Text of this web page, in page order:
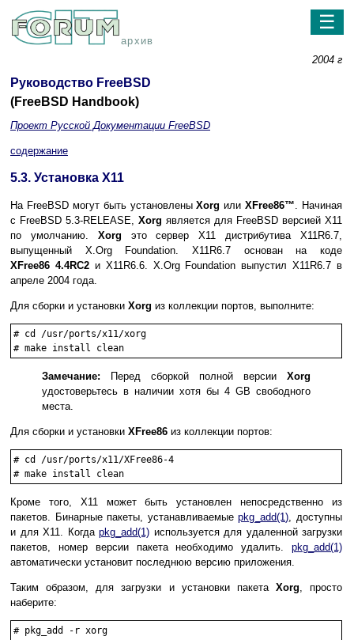
архив
☰
2004 г
Руководство FreeBSD
(FreeBSD Handbook)
Проект Русской Документации FreeBSD
содержание
5.3. Установка X11
На FreeBSD могут быть установленыXorg илиXFree86™. Начиная
с FreeBSD 5.3-RELEASE, Xorg является для FreeBSD версией X11
по умолчанию. Xorg это сервер X11 дистрибутива X11R6.7,
выпущенный X.Org Foundation. X11R6.7 основан на коде
XFree86 4.4RC2и X11R6.6. X.Org Foundation выпустил X11R6.7 в
апреле 2004 года.
Для сборки и установки Xorg из коллекции портов, выполните:
# cd /usr/ports/x11/xorg
# make install clean
Замечание: Перед сборкой полной версии Xorg
удостоверьтесь в наличии хотя бы 4 GB свободного
места.
Для сборки и установки XFree86 из коллекции портов:
# cd /usr/ports/x11/XFree86-4
# make install clean
Кроме того, X11 может быть установлен непосредственно из
пакетов. Бинарные пакеты, устанавливаемыеpkg_add(1), доступны
и для X11. Когда pkg_add(1) используется для удаленной загрузки
пакетов, номер версии пакета необходимо удалить. pkg_add(1)
автоматически установит последнюю версию приложения.
Таким образом, для загрузки и установки пакета Xorg, просто
наберите:
# pkg_add -r xorg